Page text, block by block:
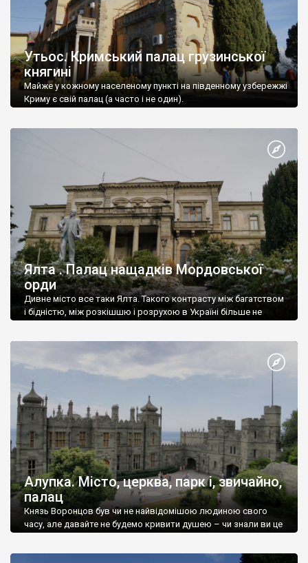
Утьос. Кримський палац грузинської
княгині
Майже у кожному населеному пункті на південному узбережжі
Криму є свій палац (а часто і не один).
Ялта . Палац нащадків Мордовської
орди
Дивне місто все таки Ялта. Такого контрасту між багатством
і бідністю, між розкішшю і розрухою в Україні більше не
Алупка. Місто, церква, парк і, звичайно,
палац
Князь Воронцов був чи не найвідомішою людиною свого
часу, але давайте не будемо кривити душею – чи знали ви це